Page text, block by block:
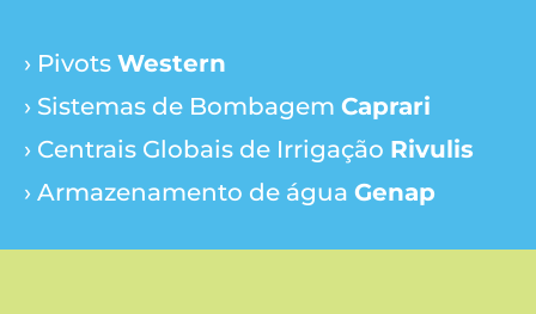
› Pivots Western
› Sistemas de Bombagem Caprari
› Centrais Globais de Irrigação Rivulis
› Armazenamento de água Genap